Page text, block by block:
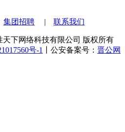
集团招聘 | 联系我们
天下网络科技有限公司 版权所有
号-1 丨公安备案号： 晋公网